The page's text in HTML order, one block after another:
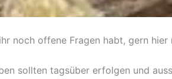
noch offene Fragen habt, gern hier
sollten tagsüber erfolgen und